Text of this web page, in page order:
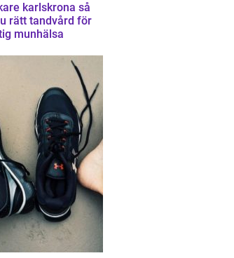
karlskrona så
rätt tandvård för
munhälsa